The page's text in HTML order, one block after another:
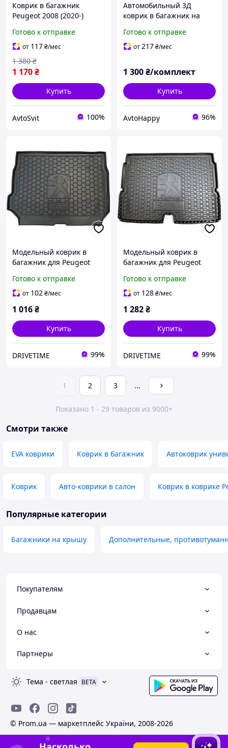
Коврик в багажник
Peugeot 2008 (2020-)
Gumm)
Готово к отправке
от 117₴/мес
1 170₴
1 380 ₴
Купить
AvtoSvit 100%
Автомобильный 3Д
коврик в багажник на
Готово к отправке
от217₴/мес
1 300₴/комплект
Купить
AvtoHappy 96%
Модельный коврик в
багажник для Peugeot
Gumm)
Готово к отправке
от 102₴/мес
1 016₴
Купить
DRIVETIME 99%
Модельный коврик в
багажник для Peugeot
поличка (Avto-Gumm)
Готово к отправке
от 128₴/мес
1 282₴
Купить
DRIVETIME 99%
1 2 3 ...
Показано 1 - 29 товаров из 9000+
Смотри также
EVA коврики Коврик в багажник Автоковрик
Коврик Авто-коврики в салон Коврик в коврике
Популярные категории
Багажники на крышу Дополнительные,
Покупателям
Продавцам
О нас
Партнеры
Тема - светлая BETA
© Prom.ua — маркетплейс України, 2008-2026